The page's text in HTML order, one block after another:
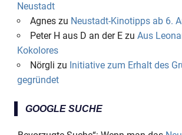
Neustadt
Agneszu Neustadt-Kinotipps ab 6.
Peter H aus D an der Ezu Aus
Kokolores
Nörgli zu Initiative zum Erhalt des
gegründet
GOOGLE SUCHE